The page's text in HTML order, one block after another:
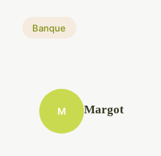
Banque
M Margot